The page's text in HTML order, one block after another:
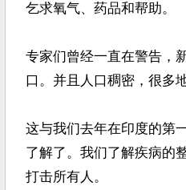
乞求氧气、药品和帮助。
专家们曾经一直在警告，
口。并且人口稠密，很多
这与我们去年在印度的第
了解了。我们了解疾病的
打击所有人。